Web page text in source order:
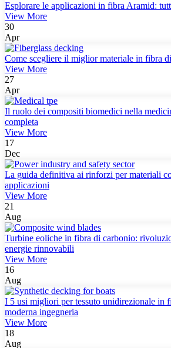
Esplorare le applicazioni in fibra Aramid:
View More
30
Apr
Come scegliere il miglior materiale in fibra
View More
27
Apr
Il ruolo dei compositi biomedici nella
completa
View More
17
Dec
La guida definitiva ai rinforzi per materiali
applicazioni
View More
21
Aug
Turbine eoliche in fibra di carbonio:
energie rinnovabili
View More
16
Aug
I 5 usi migliori per tessuto unidirezionale in
moderna ingegneria
View More
18
Aug